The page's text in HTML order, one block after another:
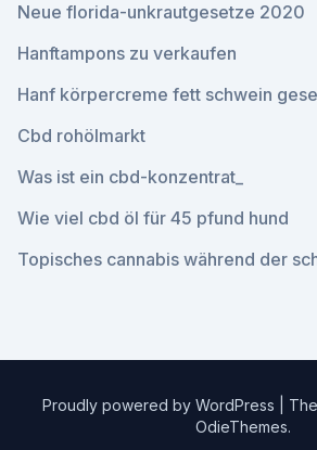
Neue florida-unkrautgesetze 2020
Hanftampons zu verkaufen
Hanf körpercreme fett schwein
Cbd rohölmarkt
Was ist ein cbd-konzentrat_
Wie viel cbd öl für 45 pfund hund
Topisches cannabis während der
Proudly powered by WordPress
OdieThemes.